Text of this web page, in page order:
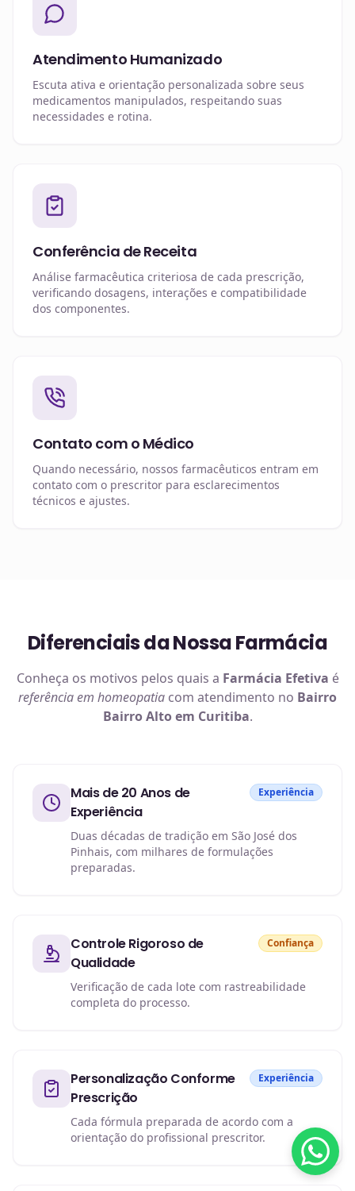
Atendimento Humanizado
Escuta ativa e orientação personalizada sobre seus
medicamentos manipulados, respeitando suas
necessidades e rotina.
Conferência de Receita
Análise farmacêutica criteriosa de cada prescrição,
verificando dosagens, interações e compatibilidade
dos componentes.
Contato com o Médico
Quando necessário, nossos farmacêuticos entram em
contato com o prescritor para esclarecimentos
técnicos e ajustes.
Diferenciais da Nossa Farmácia
Conheça os motivos pelos quais a Farmácia Efetiva é
referência em homeopatia com atendimento no Bairro
Bairro Alto em Curitiba.
Mais de 20 Anos de
Experiência
Experiência
Duas décadas de tradição em São José dos
Pinhais, com milhares de formulações
preparadas.
Controle Rigoroso de
Qualidade
Confiança
Verificação de cada lote com rastreabilidade
completa do processo.
Personalização Conforme
Prescrição
Experiência
Cada fórmula preparada de acordo com a
orientação do profissional prescritor.